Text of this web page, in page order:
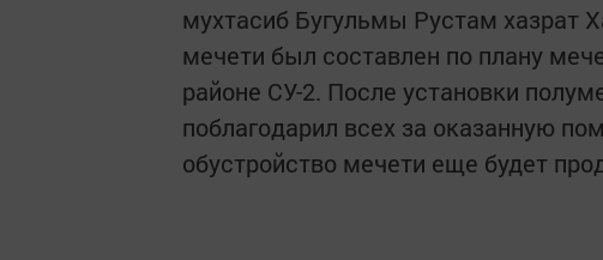
мухтасиб Бугульмы Рустам хазрат
мечети был составлен по плану
районе СУ-2. После установки
поблагодарил всех за оказанную
обустройство мечети еще будет